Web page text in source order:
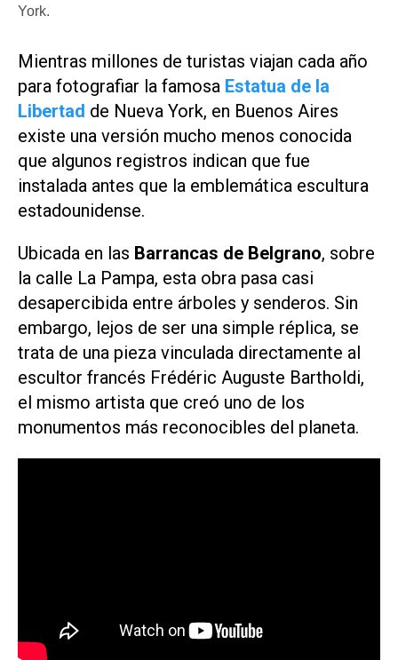
York.
Mientras millones de turistas viajan cada año
para fotografiar la famosa Estatua de la
Libertad de Nueva York, en Buenos Aires
existe una versión mucho menos conocida
que algunos registros indican que fue
instalada antes que la emblemática escultura
estadounidense.
Ubicada en las Barrancas de Belgrano, sobre
la calle La Pampa, esta obra pasa casi
desapercibida entre árboles y senderos. Sin
embargo, lejos de ser una simple réplica, se
trata de una pieza vinculada directamente al
escultor francés Frédéric Auguste Bartholdi,
el mismo artista que creó uno de los
monumentos más reconocibles del planeta.